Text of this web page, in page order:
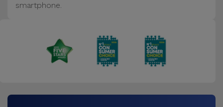
Auto et
Accessoires
d'ordinateur
iPad et
smartphone.